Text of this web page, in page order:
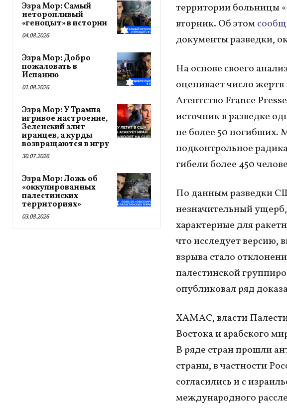
Эзра Мор: Самый
неторопливый
«геноцыт» в истории
04.08.2026
Эзра Мор: Добро
пожаловать в
Испанию
01.08.2026
Эзра Мор: У Трампа
игривое настроение,
Зеленский злит
иранцев, а курды
возвращаются в игру
30.07.2026
Эзра Мор: Ложь об
«оккупированных
палестинских
территориях»
03.08.2026
территории больницы
вторник. Об этом
документы разведки,
На основе своего
оценивает число жертв
Агентство France
источник в разведке
не более 50 погибших.
подконтрольное
гибели более 450
По данным разведки
незначительный
характерные для
что исследует версию,
взрыва стало
палестинской
опубликовал ряд
ХАМАС, власти
Востока и арабского
В ряде стран прошли
страны, в частности
согласились и с
международного